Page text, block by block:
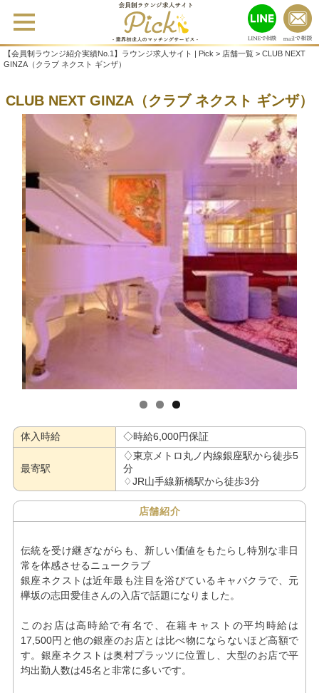
【会員制ラウンジ紹介実績No.1】ラウンジ求人サイト | Pick > 店舗一覧 > CLUB NEXT
GINZA（クラブ ネクスト ギンザ）
CLUB NEXT GINZA（クラブ ネクスト ギンザ）
体入時給 ◇時給6,000円保証
最寄駅
♢東京メトロ丸ノ内線銀座駅から徒歩5
分
♢JR山手線新橋駅から徒歩3分
店舗紹介
伝統を受け継ぎながらも、新しい価値をもたらし特別な非日
常を体感させるニュークラブ
銀座ネクストは近年最も注目を浴びているキャバクラで、元
欅坂の志田愛佳さんの入店で話題になりました。
このお店は高時給で有名で、在籍キャストの平均時給は
17,500円と他の銀座のお店とは比べ物にならないほど高額で
す。銀座ネクストは奥村プラッツに位置し、大型のお店で平
均出勤人数は45名と非常に多いです。